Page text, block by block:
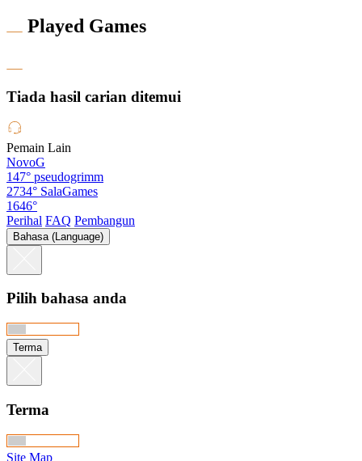
Played Games
Tiada hasil carian ditemui
Pemain Lain
NovoG
147° pseudogrimm
2734° SalaGames
1646°
Perihal FAQ Pembangun
Bahasa (Language)
Pilih bahasa anda
Terma
Terma
Site Map